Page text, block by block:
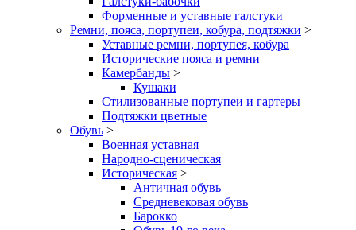
Форменные и уставные галстуки
Ремни, пояса, портупеи, кобура, подтяжки >
Уставные ремни, портупея, кобура
Исторические пояса и ремни
Камербанды >
Кушаки
Стилизованные портупеи и гартеры
Подтяжки цветные
Обувь >
Военная уставная
Народно-сценическая
Историческая >
Античная обувь
Средневековая обувь
Барокко